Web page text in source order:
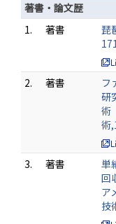
著書・論文歴
1.
著書
琵
2. 著書
フ
研
術
術
3. 著書
単
回
ア
技